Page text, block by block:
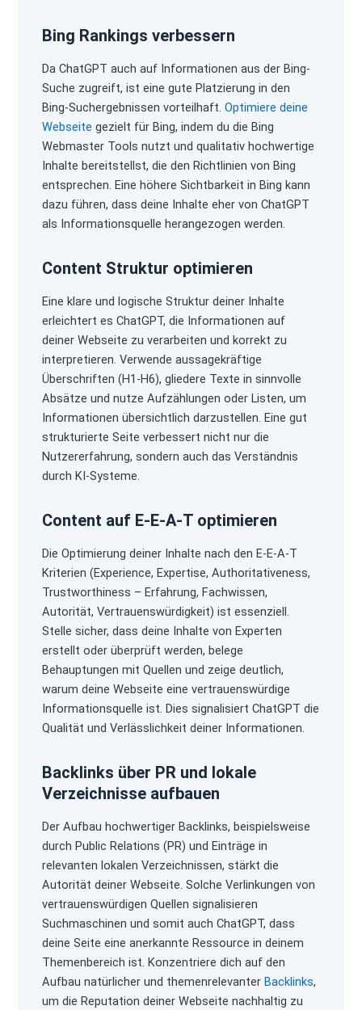
Bing Rankings verbessern
Da ChatGPT auch auf Informationen aus der Bing-
Suche zugreift, ist eine gute Platzierung in den
Bing-Suchergebnissen vorteilhaft.Optimiere deine
Webseite gezielt für Bing, indem du die Bing
Webmaster Tools nutzt und qualitativ hochwertige
Inhalte bereitstellst, die den Richtlinien von Bing
entsprechen. Eine höhere Sichtbarkeit in Bing kann
dazu führen, dass deine Inhalte eher von ChatGPT
als Informationsquelle herangezogen werden.
Content Struktur optimieren
Eine klare und logische Struktur deiner Inhalte
erleichtert es ChatGPT, die Informationen auf
deiner Webseite zu verarbeiten und korrekt zu
interpretieren. Verwende aussagekräftige
Überschriften (H1-H6), gliedere Texte in sinnvolle
Absätze und nutze Aufzählungen oder Listen, um
Informationen übersichtlich darzustellen. Eine gut
strukturierte Seite verbessert nicht nur die
Nutzererfahrung, sondern auch das Verständnis
durch KI-Systeme.
Content auf E-E-A-T optimieren
Die Optimierung deiner Inhalte nach den E-E-A-T
Kriterien (Experience, Expertise, Authoritativeness,
Trustworthiness – Erfahrung, Fachwissen,
Autorität, Vertrauenswürdigkeit) ist essenziell.
Stelle sicher, dass deine Inhalte von Experten
erstellt oder überprüft werden, belege
Behauptungen mit Quellen und zeige deutlich,
warum deine Webseite eine vertrauenswürdige
Informationsquelle ist. Dies signalisiert ChatGPT die
Qualität und Verlässlichkeit deiner Informationen.
Backlinks über PR und lokale
Verzeichnisse aufbauen
Der Aufbau hochwertiger Backlinks, beispielsweise
durch Public Relations (PR) und Einträge in
relevanten lokalen Verzeichnissen, stärkt die
Autorität deiner Webseite. Solche Verlinkungen von
vertrauenswürdigen Quellen signalisieren
Suchmaschinen und somit auch ChatGPT, dass
deine Seite eine anerkannte Ressource in deinem
Themenbereich ist. Konzentriere dich auf den
Aufbau natürlicher und themenrelevanterBacklinks,
um die Reputation deiner Webseite nachhaltig zu